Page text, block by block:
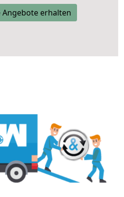
Angebote erhalten